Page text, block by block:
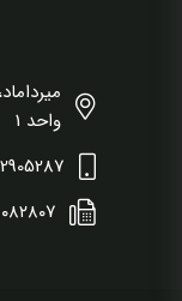
واحد 1